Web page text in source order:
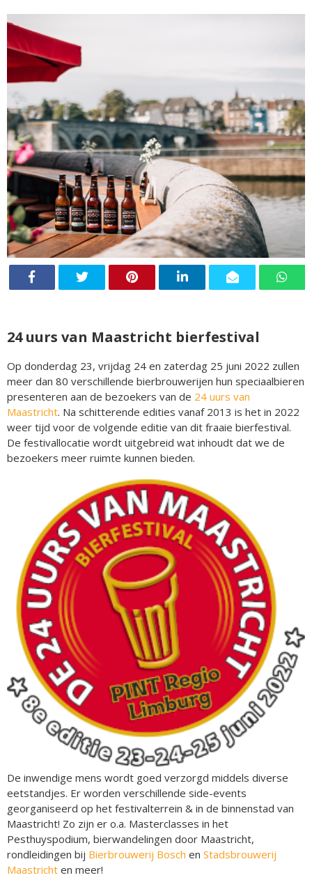
24 uurs van Maastricht bierfestival
Op donderdag 23, vrijdag 24 en zaterdag 25 juni 2022 zullen
meer dan 80 verschillende bierbrouwerijen hun speciaalbieren
presenteren aan de bezoekers van de 24 uurs van
Maastricht. Na schitterende edities vanaf 2013 is het in 2022
weer tijd voor de volgende editie van dit fraaie bierfestival.
De festivallocatie wordt uitgebreid wat inhoudt dat we de
bezoekers meer ruimte kunnen bieden.
De inwendige mens wordt goed verzorgd middels diverse
eetstandjes. Er worden verschillende side-events
georganiseerd op het festivalterrein & in de binnenstad van
Maastricht! Zo zijn er o.a. Masterclasses in het
Pesthuyspodium, bierwandelingen door Maastricht,
rondleidingen bij Bierbrouwerij Bosch en Stadsbrouwerij
Maastricht en meer!